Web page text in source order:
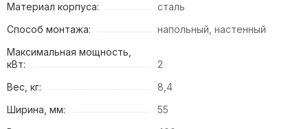
Материал корпуса:
сталь
Способ монтажа:
напольный, настенный
Максимальная мощность,
кВт:
2
Вес, кг:
8,4
Ширина, мм:
55